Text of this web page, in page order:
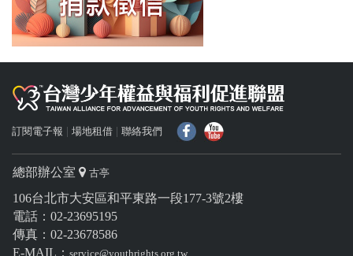
訂閱電子報 場地租借 聯絡我們
總部辦公室 古亭
106台北市大安區和平東路一段177-3號2樓
電話：02-23695195
傳真：02-23678586
E-MAIL： service@youthrights.org.tw